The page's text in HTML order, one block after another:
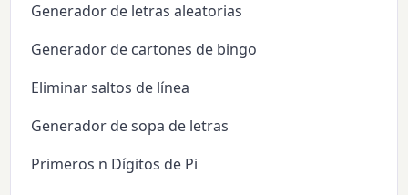
Generador de letras aleatorias
Generador de cartones de bingo
Eliminar saltos de línea
Generador de sopa de letras
Primeros n Dígitos de Pi